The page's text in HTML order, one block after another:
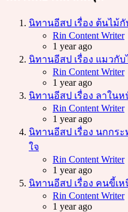
นิทานอีสป เรื่อง ต้นไม้
Posted
Rin Content Writer
1 year ago
นิทานอีสป เรื่อง แมวกั
Posted
Rin Content Writer
1 year ago
นิทานอีสป เรื่อง ลาใน
Posted
Rin Content Writer
1 year ago
นิทานอีสป เรื่อง นกกร
ใจ
Posted
Rin Content Writer
1 year ago
นิทานอีสป เรื่อง คนขี้เ
Posted
Rin Content Writer
1 year ago